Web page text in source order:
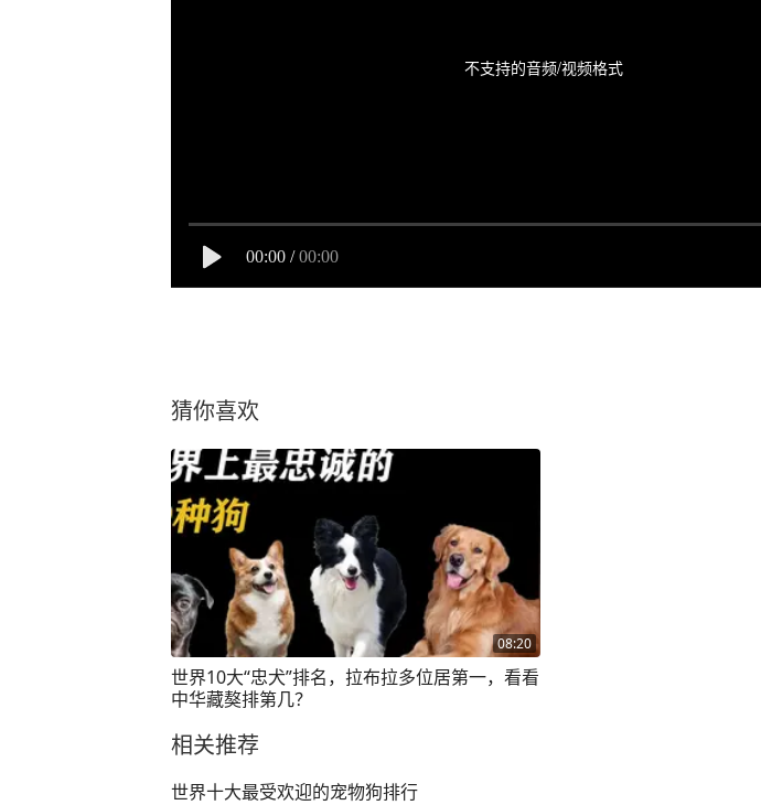
不支持的音频/视频格式
00:00 / 00:00
猜你喜欢
08:20
世界10大“忠犬”排名，拉布拉多位居第一，看看
中华藏獒排第几？
相关推荐
世界十大最受欢迎的宠物狗排行